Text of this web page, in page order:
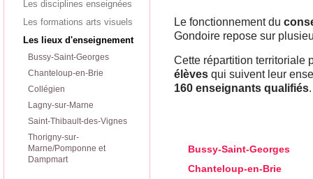
Les disciplines enseignées
Les formations arts visuels
Les lieux d'enseignement
Bussy-Saint-Georges
Chanteloup-en-Brie
Collégien
Lagny-sur-Marne
Saint-Thibault-des-Vignes
Thorigny-sur-
Marne/Pomponne et
Dampmart
Le fonctionnement du
Gondoire repose sur
Cette répartition territoriale
élèves qui suivent leur
160 enseignants qualifiés.
Bussy-Saint-Georges
Chanteloup-en-Brie